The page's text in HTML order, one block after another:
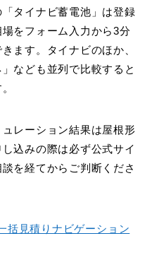
タイナビ蓄電池」は登録
をフォーム入力から3分
ます。タイナビのほか、
なども並列で比較すると
レーション結果は屋根形
込みの際は必ず公式サイ
を経てからご判断くださ
括見積りナビゲーション